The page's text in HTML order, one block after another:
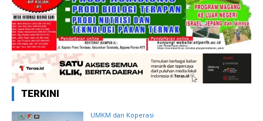
TERKINI
UMKM dan Koperasi